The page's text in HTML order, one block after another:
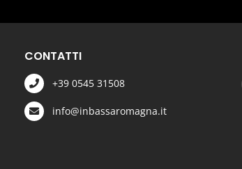
CONTATTI
+39 0545 31508
info@inbassaromagna.it